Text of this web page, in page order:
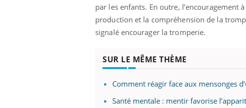
par les enfants. En outre, l’encouragement
production et la compréhension de la
signalé encourager la tromperie.
SUR LE MÊME THÈME
Comment réagir face aux mensonges
Santé mentale : mentir favorise